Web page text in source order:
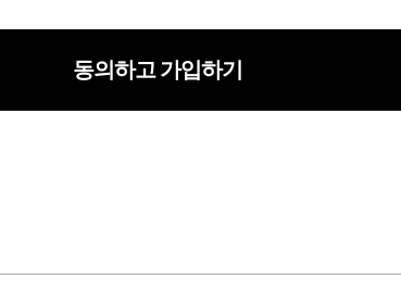
동의하고 가입하기